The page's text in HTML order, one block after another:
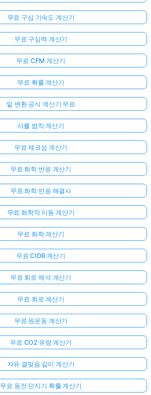
무료 구심 가속도 계산기
무료 구심력 계산기
무료 CFM 계산기
무료 확률 계산기
밑 변환 공식 계산기 무료
샤를 법칙 계산기
무료 체크섬 계산기
무료 화학 반응 계산기
무료 화학 반응 해결사
무료 화학적 이동 계산기
무료 화학 계산기
무료 CIDR 계산기
무료 회로 해석 계산기
무료 회로 계산기
무료 원운동 계산기
무료 CO2 유량 계산기
자유 결맞음 길이 계산기
무료 동전 던지기 확률 계산기